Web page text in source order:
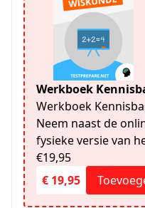
Werkboek
Werkboek
Neem naast de
fysieke versie van
€19,95
€ 19,95